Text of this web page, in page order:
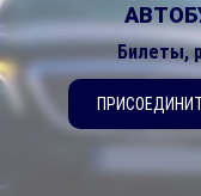
Билеты,